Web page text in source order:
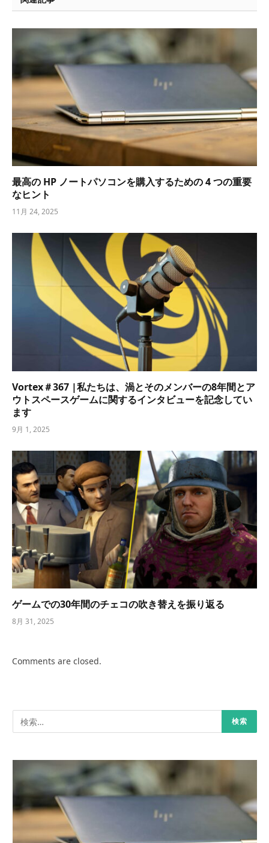
最高の HP ノートパソコンを購入するための 4 つの重要
なヒント
11月 24, 2025
Vortex＃367 |私たちは、渦とそのメンバーの8年間とア
ウトスペースゲームに関するインタビューを記念してい
ます
9月 1, 2025
ゲームでの30年間のチェコの吹き替えを振り返る
8月 31, 2025
Comments are closed.